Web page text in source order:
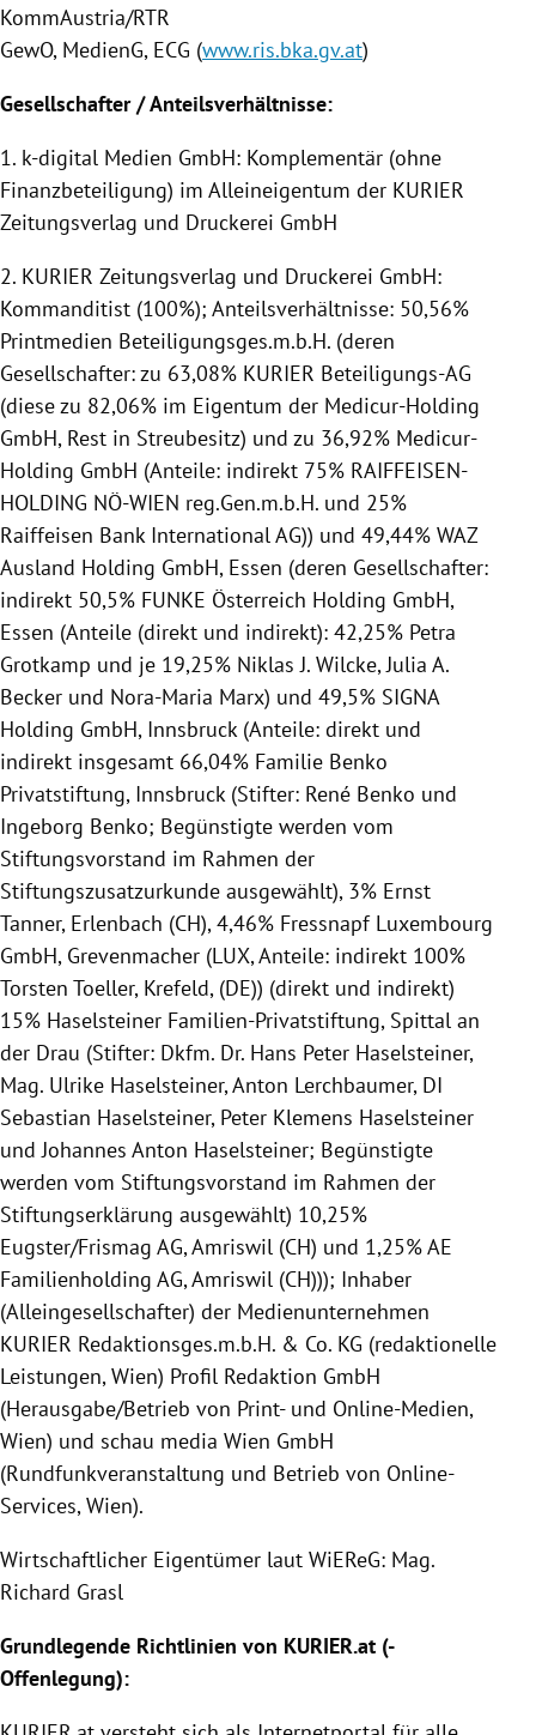
KommAustria/RTR
GewO, MedienG, ECG (www.ris.bka.gv.at)
Gesellschafter / Anteilsverhältnisse:
1. k-digital Medien GmbH: Komplementär (ohne
Finanzbeteiligung) im Alleineigentum der KURIER
Zeitungsverlag und Druckerei GmbH
2. KURIER Zeitungsverlag und Druckerei GmbH:
Kommanditist (100%); Anteilsverhältnisse: 50,56%
Printmedien Beteiligungsges.m.b.H. (deren
Gesellschafter: zu 63,08% KURIER Beteiligungs-AG
(diese zu 82,06% im Eigentum der Medicur-Holding
GmbH, Rest in Streubesitz) und zu 36,92% Medicur-
Holding GmbH (Anteile: indirekt 75% RAIFFEISEN-
HOLDING NÖ-WIEN reg.Gen.m.b.H. und 25%
Raiffeisen Bank International AG)) und 49,44% WAZ
Ausland Holding GmbH, Essen (deren Gesellschafter:
indirekt 50,5% FUNKE Österreich Holding GmbH,
Essen (Anteile (direkt und indirekt): 42,25% Petra
Grotkamp und je 19,25% Niklas J. Wilcke, Julia A.
Becker und Nora-Maria Marx) und 49,5% SIGNA
Holding GmbH, Innsbruck (Anteile: direkt und
indirekt insgesamt 66,04% Familie Benko
Privatstiftung, Innsbruck (Stifter: René Benko und
Ingeborg Benko; Begünstigte werden vom
Stiftungsvorstand im Rahmen der
Stiftungszusatzurkunde ausgewählt), 3% Ernst
Tanner, Erlenbach (CH), 4,46% Fressnapf Luxembourg
GmbH, Grevenmacher (LUX, Anteile: indirekt 100%
Torsten Toeller, Krefeld, (DE)) (direkt und indirekt)
15% Haselsteiner Familien-Privatstiftung, Spittal an
der Drau (Stifter: Dkfm. Dr. Hans Peter Haselsteiner,
Mag. Ulrike Haselsteiner, Anton Lerchbaumer, DI
Sebastian Haselsteiner, Peter Klemens Haselsteiner
und Johannes Anton Haselsteiner; Begünstigte
werden vom Stiftungsvorstand im Rahmen der
Stiftungserklärung ausgewählt) 10,25%
Eugster/Frismag AG, Amriswil (CH) und 1,25% AE
Familienholding AG, Amriswil (CH))); Inhaber
(Alleingesellschafter) der Medienunternehmen
KURIER Redaktionsges.m.b.H. & Co. KG (redaktionelle
Leistungen, Wien) Profil Redaktion GmbH
(Herausgabe/Betrieb von Print- und Online-Medien,
Wien) und schau media Wien GmbH
(Rundfunkveranstaltung und Betrieb von Online-
Services, Wien).
Wirtschaftlicher Eigentümer laut WiEReG: Mag.
Richard Grasl
Grundlegende Richtlinien von KURIER.at (-
Offenlegung):